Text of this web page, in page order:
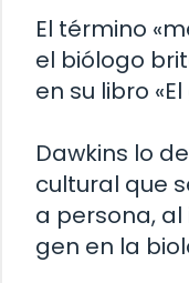
El término
el biólogo
en su libro
Dawkins lo
cultural que
a persona,
gen en la